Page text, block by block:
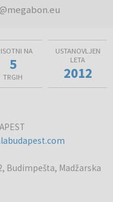
NA
5
TRGIH
USTANOVLJEN
LETA
2012
Budimpešta, Madžarska